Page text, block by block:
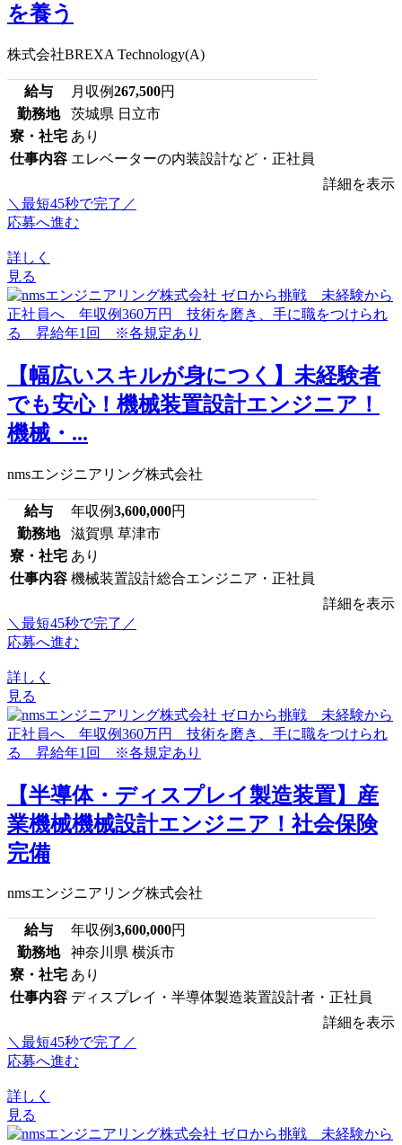
を養う
株式会社BREXA Technology(A)
給与 月収例267,500円
勤務地
茨城県 日立市
寮・社宅 あり
仕事内容 エレベーターの内装設計など・正社員
詳細を表示
＼最短45秒で完了／
応募へ進む
詳しく
見る
【幅広いスキルが身につく】未経験者
でも安心！機械装置設計エンジニア！
機械・...
nmsエンジニアリング株式会社
給与 年収例3,600,000円
勤務地
滋賀県 草津市
寮・社宅 あり
仕事内容 機械装置設計総合エンジニア・正社員
詳細を表示
＼最短45秒で完了／
応募へ進む
詳しく
見る
【半導体・ディスプレイ製造装置】産
業機械機械設計エンジニア！社会保険
完備
nmsエンジニアリング株式会社
給与 年収例3,600,000円
勤務地
神奈川県 横浜市
寮・社宅 あり
仕事内容 ディスプレイ・半導体製造装置設計者・正社員
詳細を表示
＼最短45秒で完了／
応募へ進む
詳しく
見る